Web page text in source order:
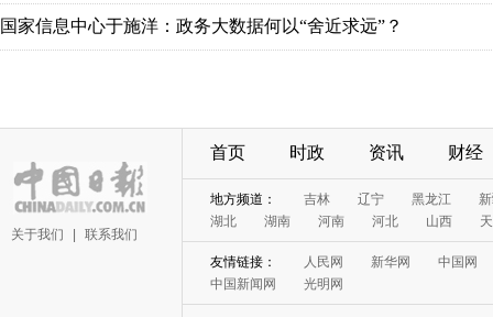
国家信息中心于施洋：政务大数据何以“舍近求远”？
关于我们 联系我们
首页 时政 资讯 财经
地方频道： 吉林 辽宁 黑龙江
湖北
湖南 河南 河北 山西
友情链接： 人民网 新华网
中国网
中国新闻网
光明网